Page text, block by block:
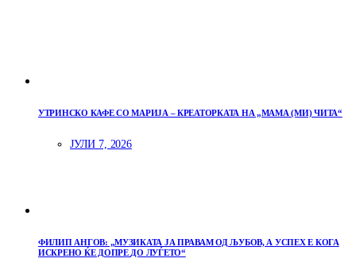
УТРИНСКО КАФЕ СО МАРИЈА – КРЕАТОРКАТА НА „МАМА (МИ) ЧИТА“
ЈУЛИ 7, 2026
ФИЛИП АНГОВ: „МУЗИКАТА ЈА ПРАВАМ ОД ЉУБОВ, А УСПЕХ Е КОГА
ИСКРЕНО ЌЕ ДОПРЕ ДО ЛУЃЕТО“